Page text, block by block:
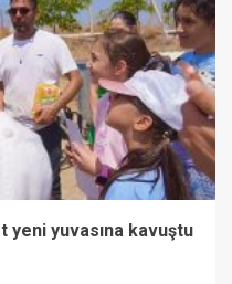
yeni yuvasına kavuştu